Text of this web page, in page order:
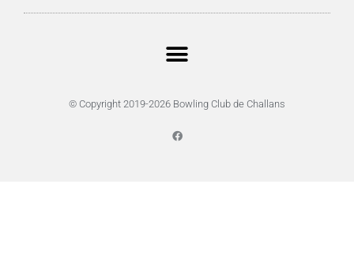
© Copyright 2019-2026 Bowling Club de Challans